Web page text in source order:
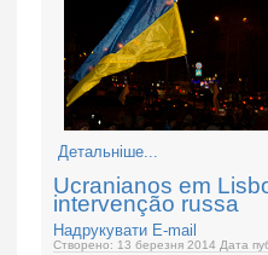
Детальніше...
Ucranianos em
intervenção russa
Надрукувати E-mail
Створено: 13 березня 2014 Дата